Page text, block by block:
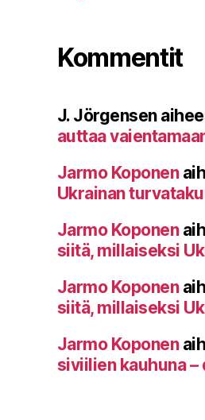
Kommentit
J. Jörgensen
auttaa
Jarmo Koponen
Ukrainan
Jarmo Koponen
siitä, millaiseksi
Jarmo Koponen
siitä, millaiseksi
Jarmo Koponen
siviilien kauhuna –